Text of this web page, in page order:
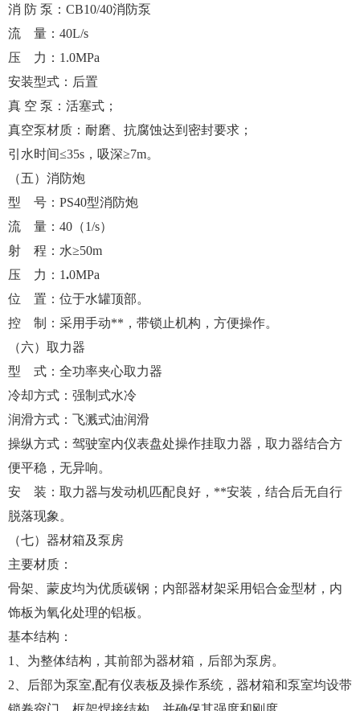
消 防 泵：CB10/40消防泵
流 量：40L/s
压 力：1.0MPa
安装型式：后置
真 空 泵：活塞式；
真空泵材质：耐磨、抗腐蚀达到密封要求；
引水时间≤35s，吸深≥7m。
（五）消防炮
型 号：PS40型消防炮
流 量：40（1/s）
射 程：水≥50m
压 力：1.0MPa
位 置：位于水罐顶部。
控 制：采用手动**，带锁止机构，方便操作。
（六）取力器
型 式：全功率夹心取力器
冷却方式：强制式水冷
润滑方式：飞溅式油润滑
操纵方式：驾驶室内仪表盘处操作挂取力器，取力器结合方
便平稳，无异响。
安 装：取力器与发动机匹配良好，**安装，结合后无自行
脱落现象。
（七）器材箱及泵房
主要材质：
骨架、蒙皮均为优质碳钢；内部器材架采用铝合金型材，内
饰板为氧化处理的铝板。
基本结构：
1、为整体结构，其前部为器材箱，后部为泵房。
2、后部为泵室,配有仪表板及操作系统，器材箱和泵室均设带